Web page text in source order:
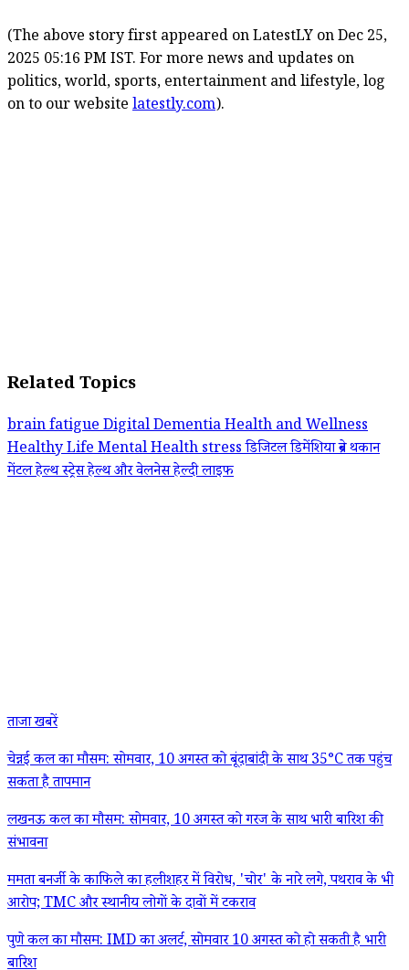
(The above story first appeared on LatestLY on Dec 25,
2025 05:16 PM IST. For more news and updates on
politics, world, sports, entertainment and lifestyle, log
on to our website latestly.com).
Related Topics
brain fatigueDigital DementiaHealth and Wellness
Healthy LifeMental Healthstressडिजिटल डिमेंशियाब्रेन थकान
मेंटल हेल्थस्ट्रेसहेल्थ और वेलनेसहेल्दी लाइफ
ताजा खबरें
चेन्नई कल का मौसम: सोमवार, 10 अगस्त को बूंदाबांदी के साथ 35°C तक पहुंच
सकता है तापमान
लखनऊ कल का मौसम: सोमवार, 10 अगस्त को गरज के साथ भारी बारिश की
संभावना
ममता बनर्जी के काफिले का हलीशहर में विरोध, 'चोर' के नारे लगे, पथराव के भी
आरोप; TMC और स्थानीय लोगों के दावों में टकराव
पुणे कल का मौसम: IMD का अलर्ट, सोमवार 10 अगस्त को हो सकती है भारी
बारिश